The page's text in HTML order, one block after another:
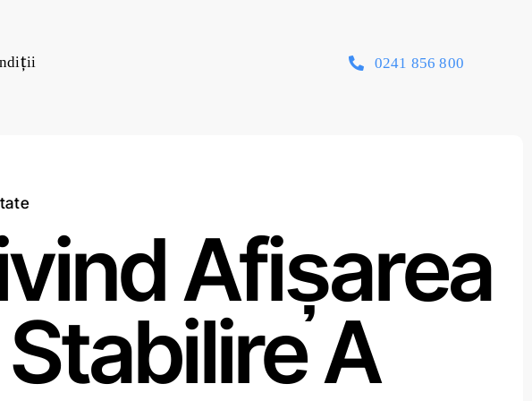
0241 856 800
Afișarea
A